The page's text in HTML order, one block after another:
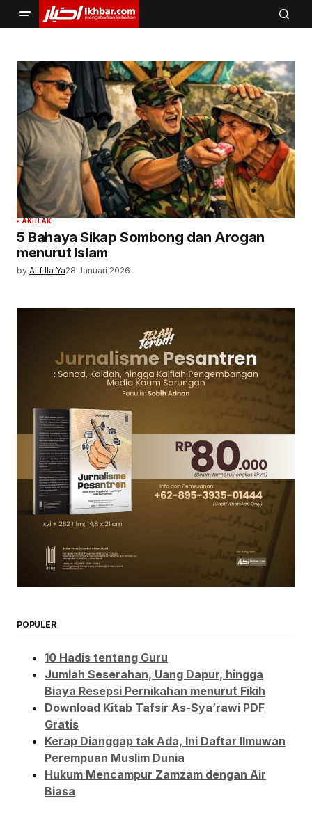
AKHLAK
5 Bahaya Sikap Sombong dan Arogan
menurut Islam
by Alif Ila Ya28 Januari 2026
POPULER
10 Hadis tentang Guru
Jumlah Seserahan, Uang Dapur, hingga
Biaya Resepsi Pernikahan menurut Fikih
Download Kitab Tafsir As-Sya’rawi PDF
Gratis
Kerap Dianggap tak Ada, Ini Daftar Ilmuwan
Perempuan Muslim Dunia
Hukum Mencampur Zamzam dengan Air
Biasa